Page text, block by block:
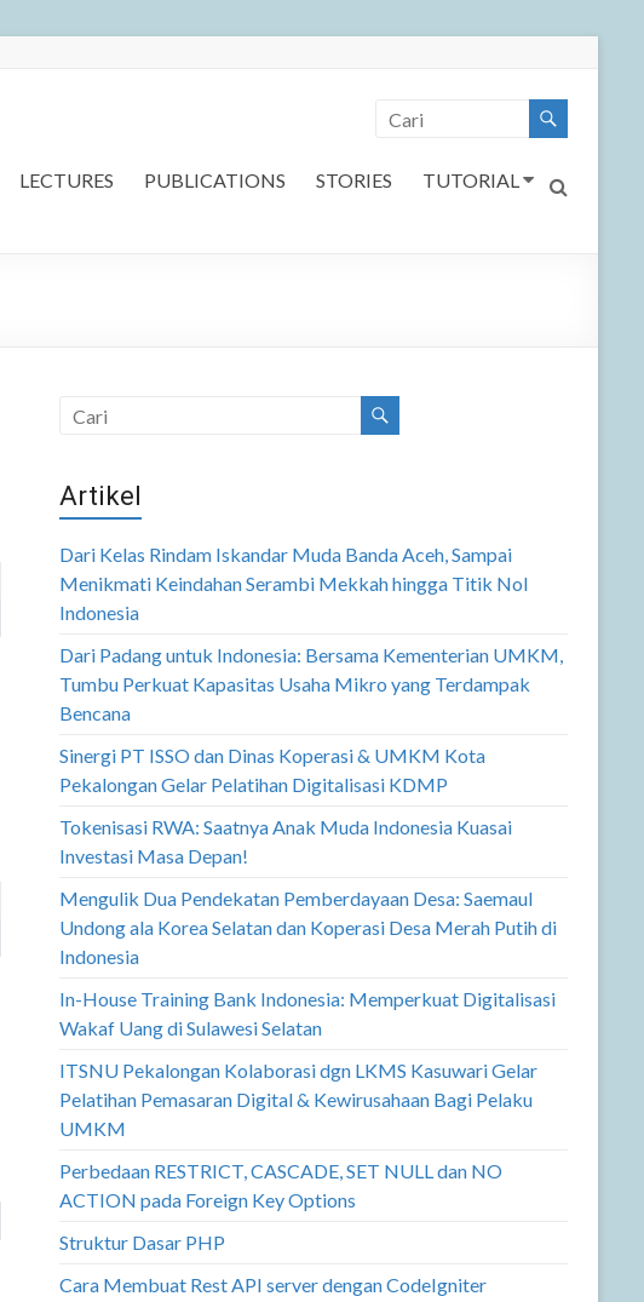
LECTURES PUBLICATIONS STORIES TUTORIAL
Artikel
Dari Kelas Rindam Iskandar Muda Banda Aceh, Sampai
Menikmati Keindahan Serambi Mekkah hingga Titik Nol
Indonesia
Dari Padang untuk Indonesia: Bersama Kementerian UMKM,
Tumbu Perkuat Kapasitas Usaha Mikro yang Terdampak
Bencana
Sinergi PT ISSO dan Dinas Koperasi & UMKM Kota
Pekalongan Gelar Pelatihan Digitalisasi KDMP
Tokenisasi RWA: Saatnya Anak Muda Indonesia Kuasai
Investasi Masa Depan!
Mengulik Dua Pendekatan Pemberdayaan Desa: Saemaul
Undong ala Korea Selatan dan Koperasi Desa Merah Putih di
Indonesia
In-House Training Bank Indonesia: Memperkuat Digitalisasi
Wakaf Uang di Sulawesi Selatan
ITSNU Pekalongan Kolaborasi dgn LKMS Kasuwari Gelar
Pelatihan Pemasaran Digital & Kewirusahaan Bagi Pelaku
UMKM
Perbedaan RESTRICT, CASCADE, SET NULL dan NO
ACTION pada Foreign Key Options
Struktur Dasar PHP
Cara Membuat Rest API server dengan CodeIgniter